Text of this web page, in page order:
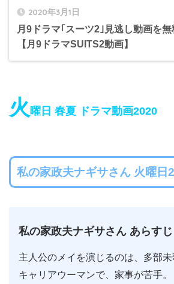
2020年3月1日
月9ドラマ｢スーツ2｣見逃し動画を
【月9ドラマSUITS2動画】
火曜日 春夏 ドラマ動画2020
私の家政夫ナギサさん 火曜日
私の家政夫ナギサさん あらすじ
主人公のメイを演じるのは、多部
キャリアウーマンで、家事が苦手。